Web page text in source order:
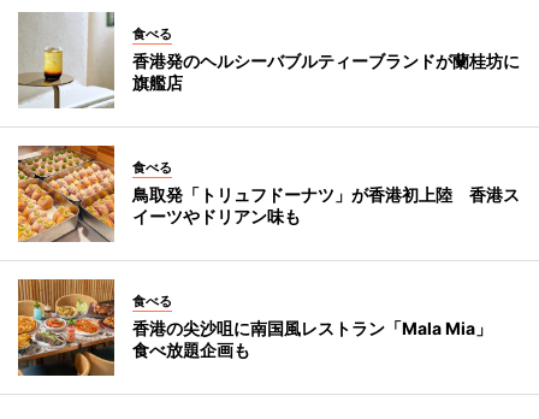
食べる
香港発のヘルシーバブルティーブランドが蘭桂坊に
旗艦店
食べる
鳥取発「トリュフドーナツ」が香港初上陸 香港ス
イーツやドリアン味も
食べる
香港の尖沙咀に南国風レストラン「Mala Mia」
食べ放題企画も